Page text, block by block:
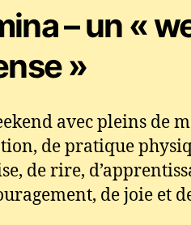
– un «
»
avec pleins de
de pratique
de rire,
de joie et